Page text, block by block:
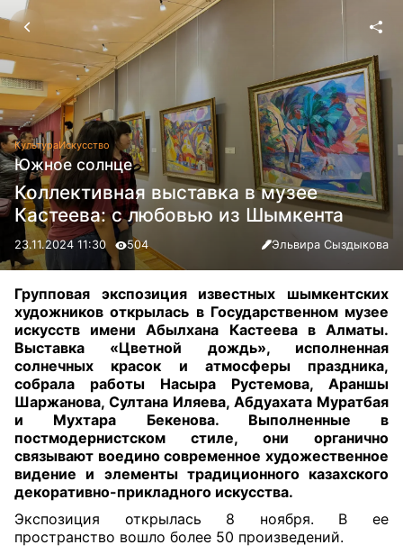
КультураИскусство
Южное солнце
Коллективная выставка в музее
Кастеева: с любовью из Шымкента
23.11.2024 11:30 504 Эльвира Сыздыкова
Групповая экспозиция известных шымкентских
художников открылась в Государственном музее
искусств имени Абылхана Кастеева в Алматы.
Выставка «Цветной дождь», исполненная
солнечных красок и атмосферы праздника,
собрала работы Насыра Рустемова, Араншы
Шаржанова, Султана Иляева, Абдуахата Муратбая
и Мухтара Бекенова. Выполненные в
постмодернистском стиле, они органично
связывают воедино современное художественное
видение и элементы традиционного казахского
декоративно-прикладного искусства.
Экспозиция открылась 8 ноября. В ее
пространство вошло более 50 произведений.